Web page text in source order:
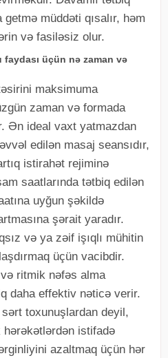
müddəti qısalır, həm
və fasiləsiz olur.
üçün nə zaman və
maksimuma
zaman və formada
Ən ideal vaxt yatmazdan
edilən masaj seansıdır,
istirahət rejiminə
saatlarında tətbiq edilən
uyğun şəkildə
şərait yaradır.
və ya zəif işıqlı mühitin
üçün vacibdir.
ritmik nəfəs alma
daha effektiv nəticə verir.
sərt toxunuşlardan deyil,
istifadə
azaltmaq üçün hər